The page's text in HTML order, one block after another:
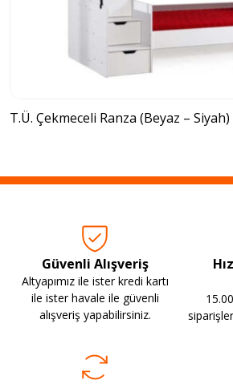
T.Ü. Çekmeceli Ranza (Beyaz – Siyah)
Güvenli Alışveriş
Altyapımız ile ister kredi kartı
ile ister havale ile güvenli
alışveriş yapabilirsiniz.